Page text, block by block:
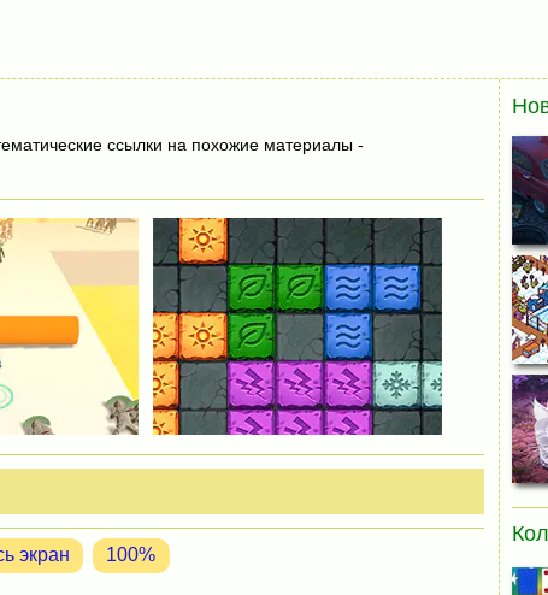
ссылки на похожие материалы -
экран 100%